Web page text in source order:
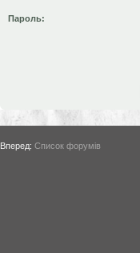
Пароль:
Вперед: Список форумів